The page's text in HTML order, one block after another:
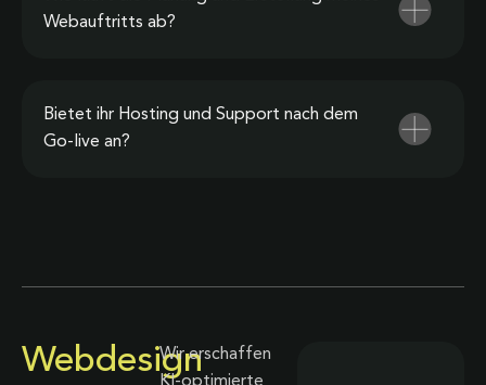
Webauftritts ab?
Bietet ihr Hosting und Support nach dem
Go-live an?
WebdesignWir erschaffen